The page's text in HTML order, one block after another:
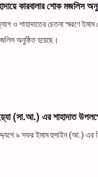
কারবালার শোক মজলিস
ও শাহাদাতের চেতনা স্মরণে
অনুষ্ঠিত হয়েছে।
(সা.আ.) এর শাহাদাত
৯ সফর ইমাম হুসাইন (আ.) এর